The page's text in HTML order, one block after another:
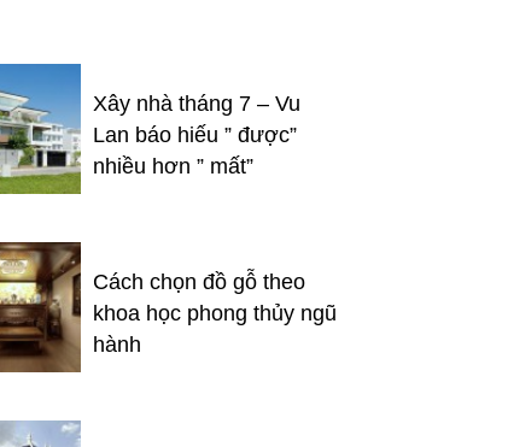
Xây nhà tháng 7 – Vu
Lan báo hiếu ” được”
nhiều hơn ” mất”
Cách chọn đồ gỗ theo
khoa học phong thủy ngũ
hành